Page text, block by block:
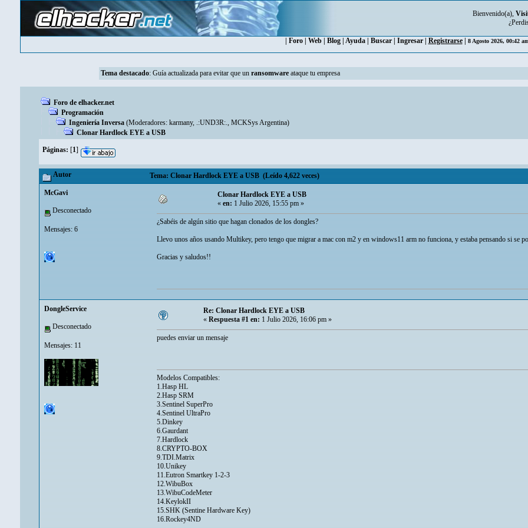
Bienvenido(a),
Foro| Web| Blog| Ayuda| Buscar| Ingresar| Registrarse| 8 Agosto 2026, 00:42
Tema destacado: Guía actualizada para evitar que un ransomware ataque tu empresa
Foro de elhacker.net
Programación
Ingeniería Inversa (Moderadores: karmany, .:UND3R:., MCKSys Argentina)
Clonar Hardlock EYE a USB
Páginas: [1]
Autor Tema: Clonar Hardlock EYE a USB (Leído 4,622 veces)
McGavi
Desconectado
Mensajes: 6
Clonar Hardlock EYE a USB
«en:1 Julio 2026, 15:55 pm »
¿Sabéis de algún sitio que hagan clonados de los dongles?
Llevo unos años usando Multikey, pero tengo que migrar a mac con m2 y en windows11 arm no funciona, y estaba pensando si se
Gracias y saludos!!
DongleService
Desconectado
Mensajes: 11
Re: Clonar Hardlock EYE a USB
« Respuesta #1 en: 1 Julio 2026, 16:06 pm »
puedes enviar un mensaje
Modelos Compatibles:
1.Hasp HL
2.Hasp SRM
3.Sentinel SuperPro
4.Sentinel UltraPro
5.Dinkey
6.Gaurdant
7.Hardlock
8.CRYPTO-BOX
9.TDI.Matrix
10.Unikey
11.Eutron Smartkey 1-2-3
12.WibuBox
13.WibuCodeMeter
14.KeylokII
15.SHK (Sentine Hardware Key)
16.Rockey4ND